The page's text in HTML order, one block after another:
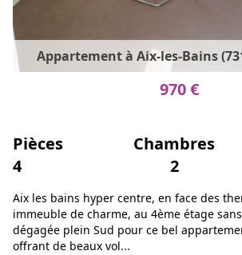
Appartement à Aix-les-Bains
970 €
Pièces
4
Chambres
2
Aix les bains hyper centre, en face des
immeuble de charme, au 4ème étage
dégagée plein Sud pour ce bel
offrant de beaux vol...